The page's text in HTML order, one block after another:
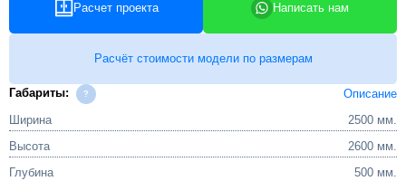
Расчет проекта Написать нам
Расчёт стоимости модели по размерам
Габариты:
Описание
Ширина
2500 мм.
Высота
2600 мм.
Глубина
500 мм.